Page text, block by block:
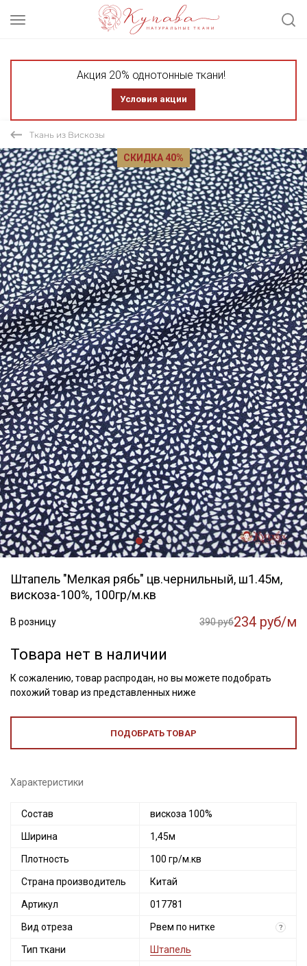
Акция 20% однотонные ткани!
Условия акции
Ткань из Вискозы
СКИДКА 40%
Штапель "Мелкая рябь" цв.чернильный, ш1.45м,
вискоза-100%, 100гр/м.кв
В розницу 390 руб234 руб/м
Товара нет в наличии
К сожалению, товар распродан, но вы можете подобрать
похожий товар из представленных ниже
ПОДОБРАТЬ ТОВАР
Характеристики
Состав вискоза 100%
Ширина 1,45м
Плотность 100 гр/м.кв
Страна производитель Китай
Артикул 017781
Вид отреза Рвем по нитке ?
Тип ткани Штапель